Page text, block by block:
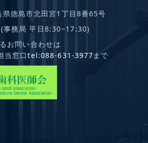
徳島市北田宮1丁目8番65号
(事務局 平日8:30~17:30)
お問い合わせは
当窓口tel:088-631-3977まで